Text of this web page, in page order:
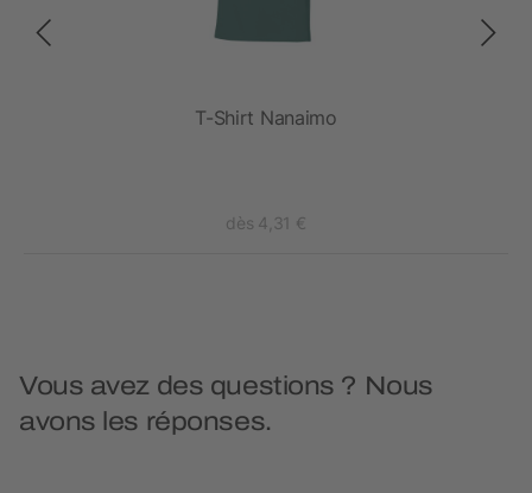
T-Shirt Nanaimo
dès 4,31 €
Vous avez des questions ? Nous
avons les réponses.